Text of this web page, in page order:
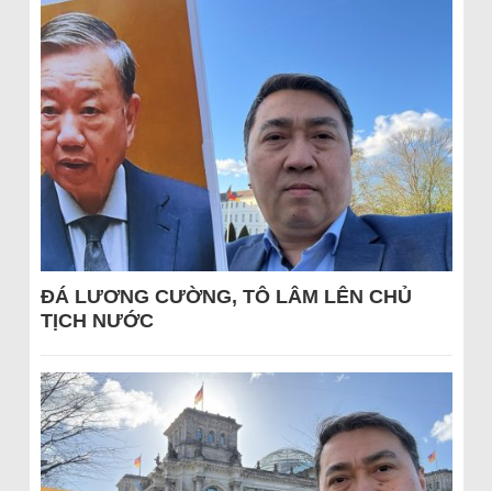
ĐÁ LƯƠNG CƯỜNG, TÔ LÂM LÊN CHỦ
TỊCH NƯỚC